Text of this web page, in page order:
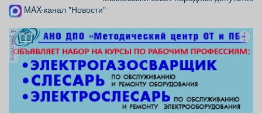
MAX-канал "Новости"
реклама